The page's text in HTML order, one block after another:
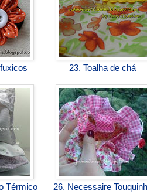
23. Toalha de chá
Térmico 26. Necessaire